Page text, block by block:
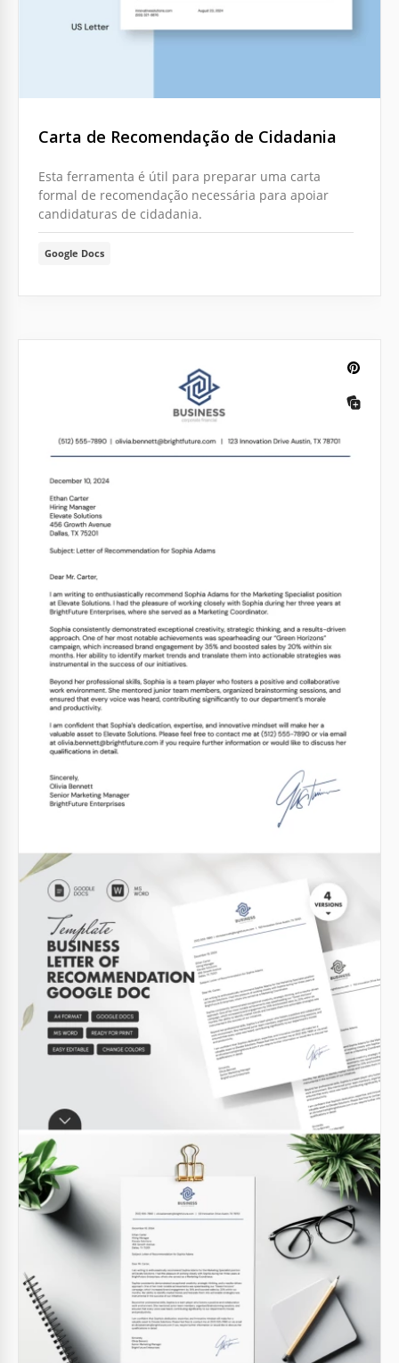
Carta de Recomendação de Cidadania
Esta ferramenta é útil para preparar uma carta
formal de recomendação necessária para apoiar
candidaturas de cidadania.
Google Docs